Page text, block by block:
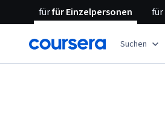
fürfür Einzelpersonen für
Suchen